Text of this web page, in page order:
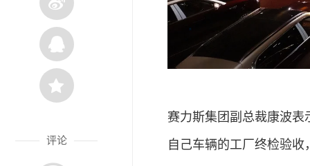
评论
赛力斯集团副总裁康波
自己车辆的工厂终检验收